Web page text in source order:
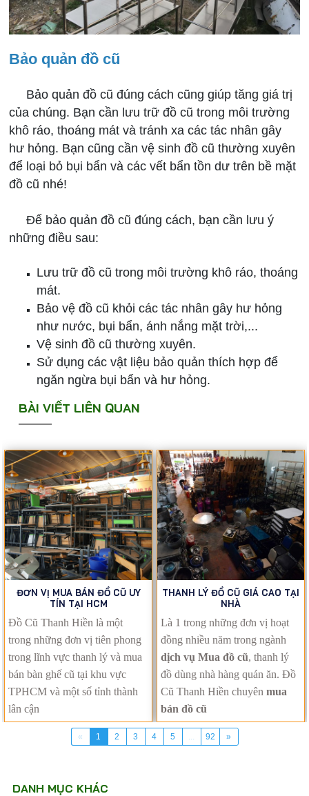
Bảo quản đồ cũ
Bảo quản đồ cũ đúng cách cũng giúp tăng giá trị
của chúng. Bạn cần lưu trữ đồ cũ trong môi trường
khô ráo, thoáng mát và tránh xa các tác nhân gây
hư hỏng. Bạn cũng cần vệ sinh đồ cũ thường xuyên
để loại bỏ bụi bẩn và các vết bẩn tồn dư trên bề mặt
đồ cũ nhé!
Để bảo quản đồ cũ đúng cách, bạn cần lưu ý
những điều sau:
Lưu trữ đồ cũ trong môi trường khô ráo, thoáng
mát.
Bảo vệ đồ cũ khỏi các tác nhân gây hư hỏng
như nước, bụi bẩn, ánh nắng mặt trời,...
Vệ sinh đồ cũ thường xuyên.
Sử dụng các vật liệu bảo quản thích hợp để
ngăn ngừa bụi bẩn và hư hỏng.
BÀI VIẾT LIÊN QUAN
ĐƠN VỊ MUA BÁN ĐỒ CŨ UY
TÍN TẠI HCM
Đồ Cũ Thanh Hiền là một
trong những đơn vị tiên phong
trong lĩnh vực thanh lý và mua
bán bàn ghế cũ tại khu vực
TPHCM và một số tỉnh thành
lân cận
THANH LÝ ĐỒ CŨ GIÁ CAO TẠI
NHÀ
Là 1 trong những đơn vị hoạt
đồng nhiều năm trong ngành
dịch vụ Mua đồ cũ, thanh lý
đồ dùng nhà hàng quán ăn. Đồ
Cũ Thanh Hiền chuyên mua
bán đồ cũ
« 1 2 3 4 5 ... 92 »
DANH MỤC KHÁC